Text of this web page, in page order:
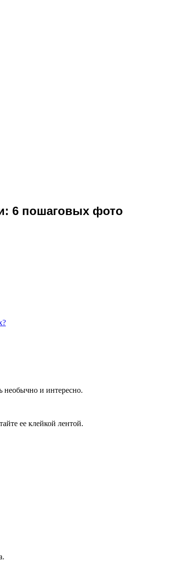
6 пошаговых фото
необычно и интересно.
ее клейкой лентой.